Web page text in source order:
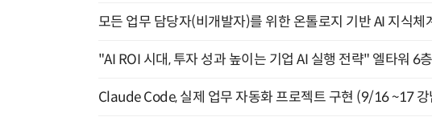
모든 업무 담당자(비개발자)를 위한 온톨로지 기반 AI 지식
"AI ROI 시대, 투자 성과 높이는 기업 AI 실행 전략" 엘타워 6
Claude Code, 실제 업무 자동화 프로젝트 구현 (9/16 ~17